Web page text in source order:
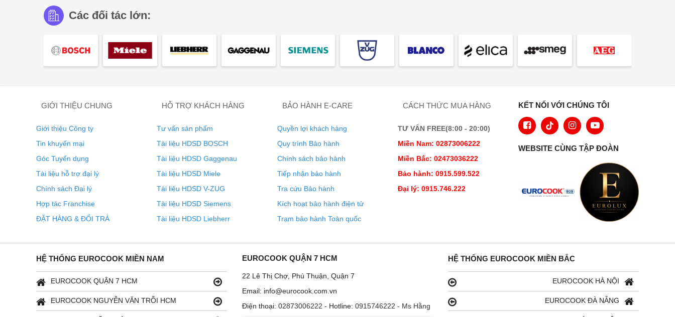
Hình ảnh chỉ mang tính chất minh họa
Các đối tác lớn:
GIỚI THIỆU CHUNG
Giới thiệu Công ty
Tin khuyến mại
Góc Tuyển dụng
Tài liệu hỗ trợ đại lý
Chính sách Đại lý
Hợp tác Franchise
ĐẶT HÀNG & ĐỔI TRẢ
HỖ TRỢ KHÁCH HÀNG
Tư vấn sản phẩm
Tài liệu HDSD BOSCH
Tài liệu HDSD Gaggenau
Tài liệu HDSD Miele
Tài liệu HDSD V-ZUG
Tài liệu HDSD Siemens
Tài liệu HDSD Liebherr
BẢO HÀNH E-CARE
Quyền lợi khách hàng
Quy trình Bảo hành
Chính sách bảo hành
Tiếp nhận bảo hành
Tra cứu Bảo hành
Kích hoạt bảo hành điện tử
Trạm bảo hành Toàn quốc
CÁCH THỨC MUA HÀNG
TƯ VẤN FREE(8:00 - 20:00)
Miền Nam: 02873006222
Miền Bắc: 02473036222
Bảo hành: 0915.599.522
Đại lý: 0915.746.222
KẾT NỐI VỚI CHÚNG TÔI
WEBSITE CÙNG TẬP ĐOÀN
HỆ THỐNG EUROCOOK MIỀN NAM
EUROCOOK QUẬN 7 HCM
EUROCOOK NGUYỄN VĂN TRỖI HCM
EUROCOOK QUẬN 7 HCM
22 Lê Thị Chợ, Phú Thuận, Quận 7
Email: info@eurocook.com.vn
Điện thoại: 02873006222 - Hotline: 0915746222 - Ms Hằng
HỆ THỐNG EUROCOOK MIỀN BẮC
EUROCOOK HÀ NỘI
EUROCOOK ĐÀ NẴNG